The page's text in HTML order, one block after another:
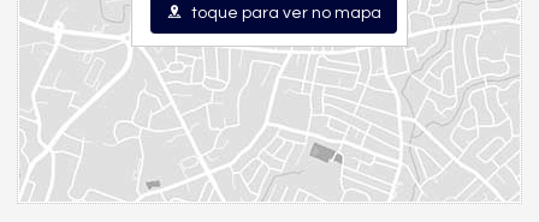
Sistemas que reduzem impacto ambiental
Lazer do Condomínio Bravíssima, Itajaí
O Bravíssima tem uma das áreas de lazer mais completas da
região, reunindo infraestrutura de resort e experiências
exclusivas com:
Piscinas (mais de 1.400 m²)
toque para ver no mapa